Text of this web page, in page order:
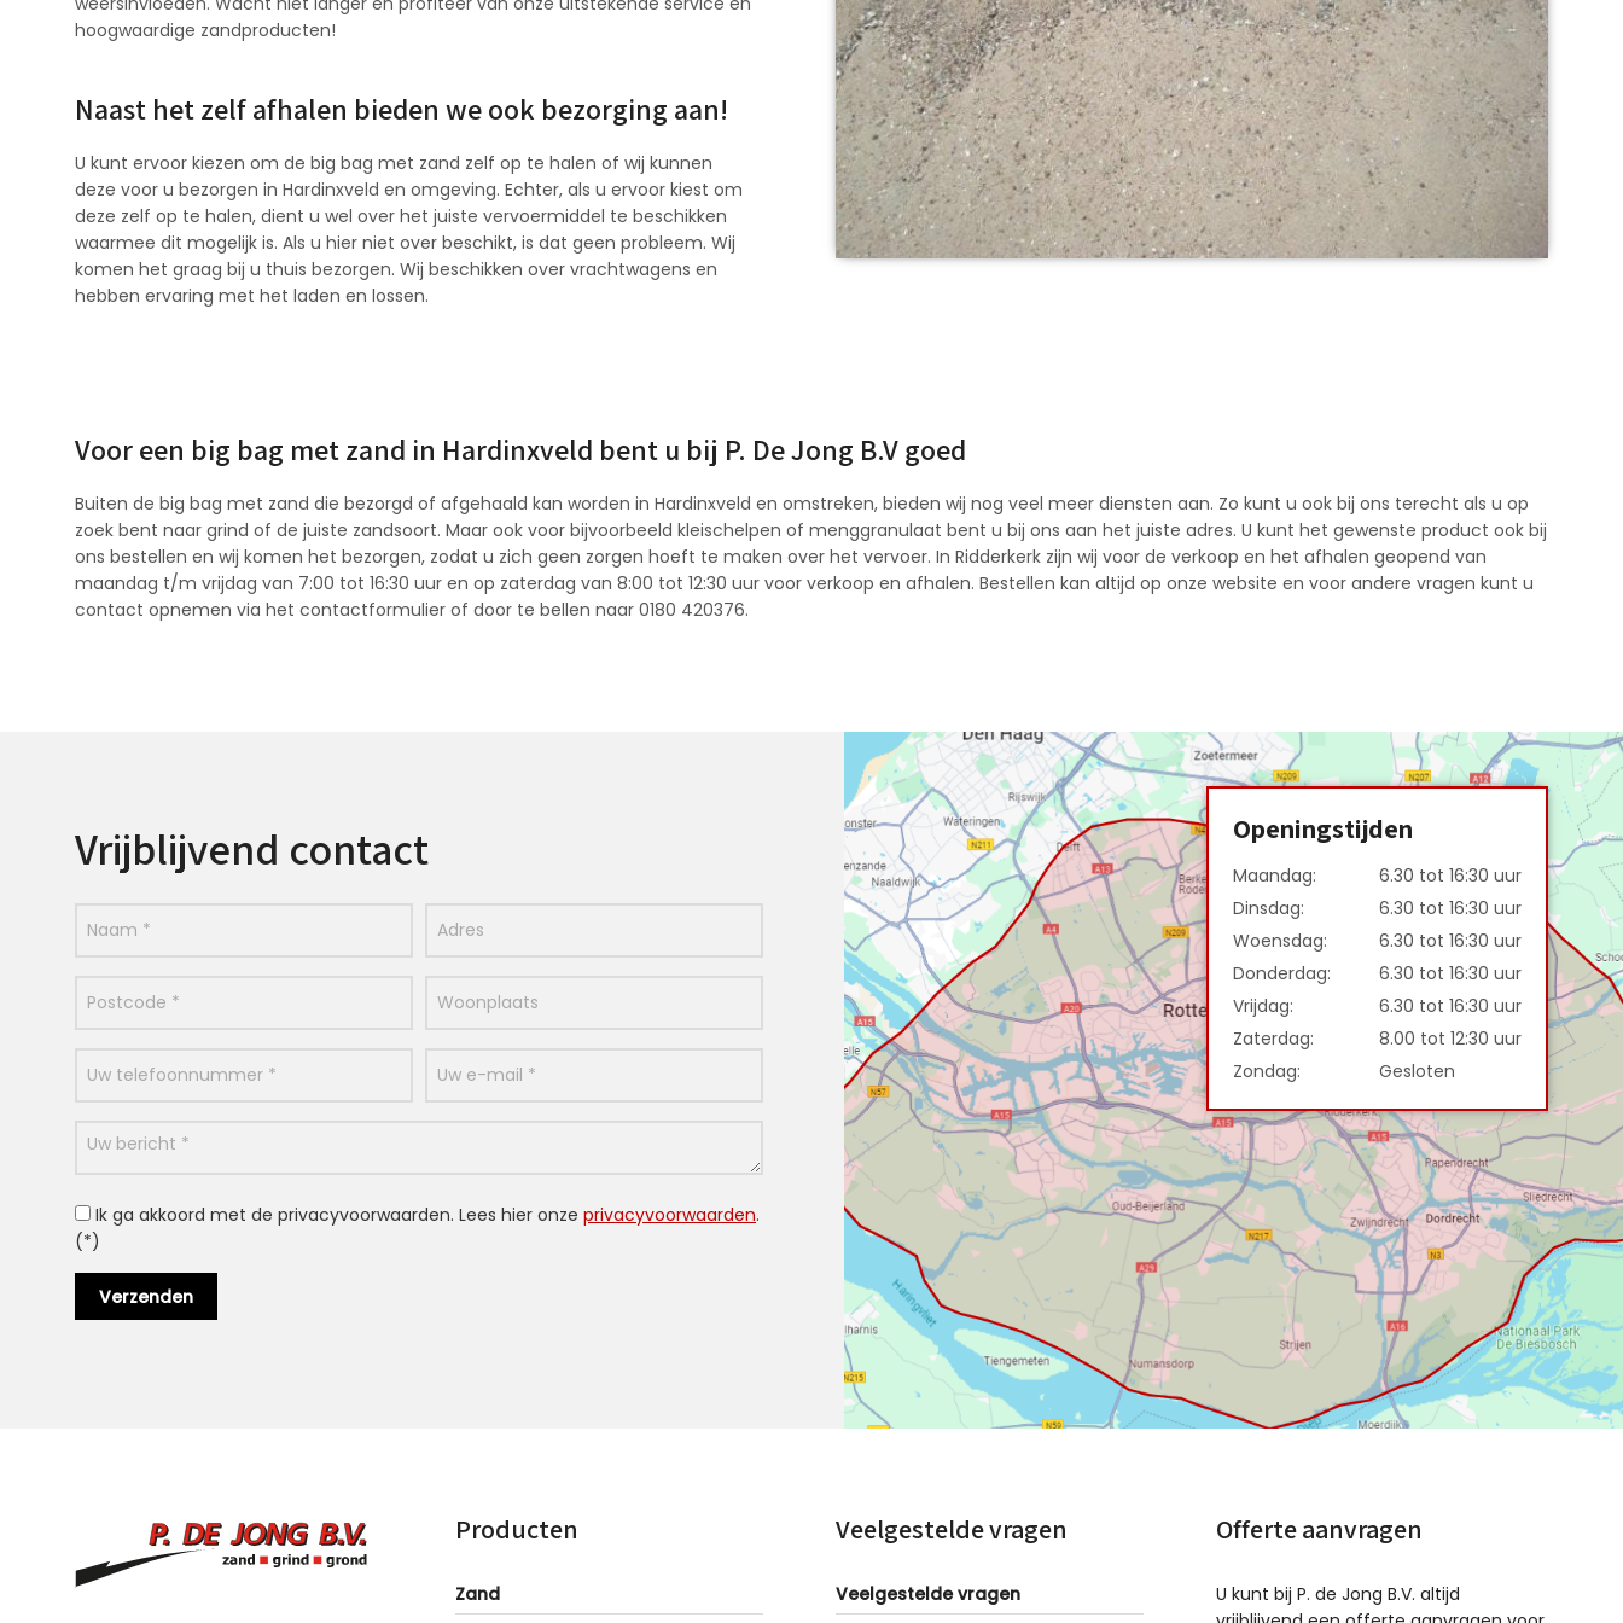
hoogwaardige zandproducten!
Naast het zelf afhalen bieden we ook bezorging aan!
U kunt ervoor kiezen om de big bag met zand zelf op te halen of wij kunnen
deze voor u bezorgen in Hardinxveld en omgeving. Echter, als u ervoor kiest om
deze zelf op te halen, dient u wel over het juiste vervoermiddel te beschikken
waarmee dit mogelijk is. Als u hier niet over beschikt, is dat geen probleem. Wij
komen het graag bij u thuis bezorgen. Wij beschikken over vrachtwagens en
hebben ervaring met het laden en lossen.
Voor een big bag met zand in Hardinxveld bent u bij P. De Jong B.V goed
Buiten de big bag met zand die bezorgd of afgehaald kan worden in Hardinxveld en omstreken, bieden wij nog veel meer diensten aan. Zo kunt u ook bij ons terecht als u op
zoek bent naar grind of de juiste zandsoort. Maar ook voor bijvoorbeeld kleischelpen of menggranulaat bent u bij ons aan het juiste adres. U kunt het gewenste product ook bij
ons bestellen en wij komen het bezorgen, zodat u zich geen zorgen hoeft te maken over het vervoer. In Ridderkerk zijn wij voor de verkoop en het afhalen geopend van
maandag t/m vrijdag van 7:00 tot 16:30 uur en op zaterdag van 8:00 tot 12:30 uur voor verkoop en afhalen. Bestellen kan altijd op onze website en voor andere vragen kunt u
contact opnemen via het contactformulier of door te bellen naar 0180 420376.
Vrijblijvend contact
Ik ga akkoord met de privacyvoorwaarden. Lees hier onze privacyvoorwaarden.
(*)
Openingstijden
Maandag:
6.30 tot 16:30 uur
Dinsdag:
6.30 tot 16:30 uur
Woensdag:
6.30 tot 16:30 uur
Donderdag:
6.30 tot 16:30 uur
Vrijdag:
6.30 tot 16:30 uur
Zaterdag:
8.00 tot 12:30 uur
Zondag:
Gesloten
Producten
Zand
Veelgestelde vragen
Veelgestelde vragen
Offerte aanvragen
U kunt bij P. de Jong B.V. altijd